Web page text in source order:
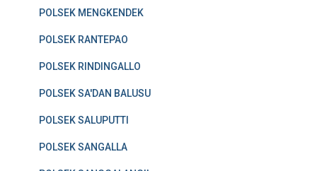
POLSEK MENGKENDEK
POLSEK RANTEPAO
POLSEK RINDINGALLO
POLSEK SA'DAN BALUSU
POLSEK SALUPUTTI
POLSEK SANGALLA